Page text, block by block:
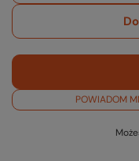
POWIADOM